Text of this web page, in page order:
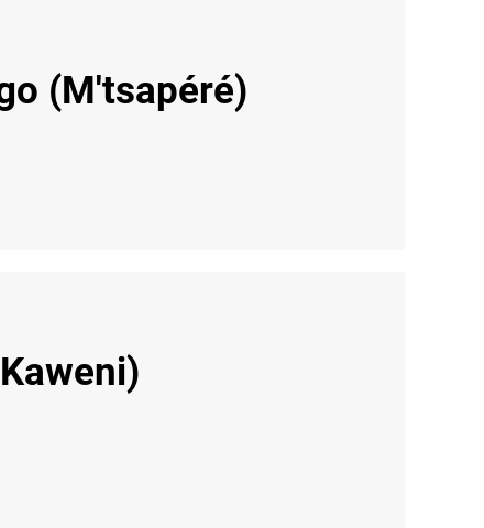
(M'tsapéré)